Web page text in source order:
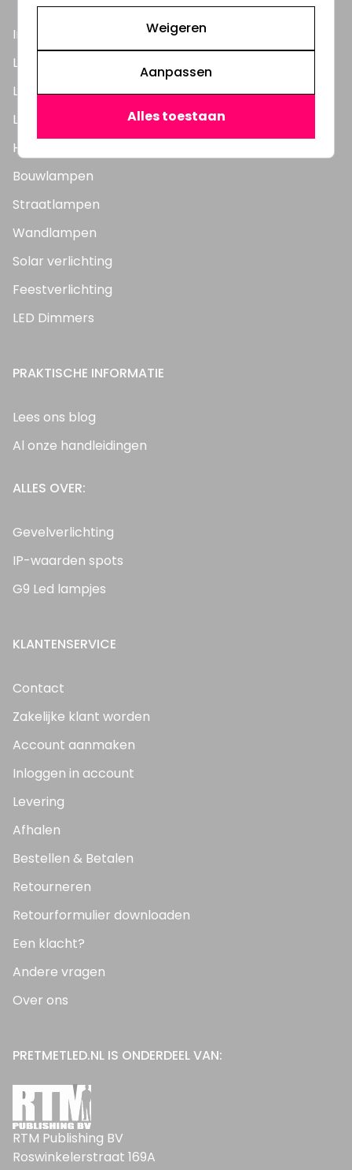
Inbouwspots
LED Lampen
LED TL Buizen
LED Panelen
Highbay's / Ufo's
Bouwlampen
Straatlampen
Wandlampen
Solar verlichting
Feestverlichting
LED Dimmers
PRAKTISCHE INFORMATIE
Lees ons blog
Al onze handleidingen
ALLES OVER:
Gevelverlichting
IP-waarden spots
G9 Led lampjes
KLANTENSERVICE
Contact
Zakelijke klant worden
Account aanmaken
Inloggen in account
Levering
Afhalen
Bestellen & Betalen
Retourneren
Retourformulier downloaden
Een klacht?
Andere vragen
Over ons
PRETMETLED.NL IS ONDERDEEL VAN:
RTM Publishing BV
Roswinkelerstraat 169A
Weigeren
Aanpassen
Alles toestaan